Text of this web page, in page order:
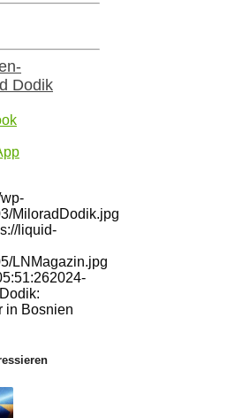
Dodik
MiloradDodik.jpg
liquid-
LNMagazin.jpg
2024-
in Bosnien